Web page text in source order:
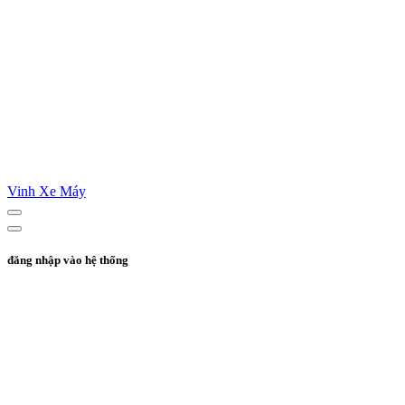
Vinh Xe Máy
đăng nhập vào hệ thống